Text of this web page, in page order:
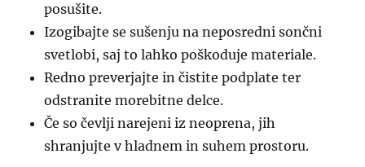
posušite.
Izogibajte se sušenju na neposredni sončni
svetlobi, saj to lahko poškoduje materiale.
Redno preverjajte in čistite podplate ter
odstranite morebitne delce.
Če so čevlji narejeni iz neoprena, jih
shranjujte v hladnem in suhem prostoru.